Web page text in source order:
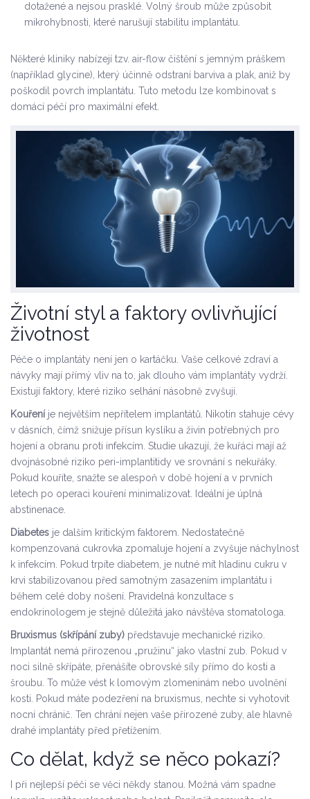
dotažené a nejsou prasklé. Volný šroub může způsobit
mikrohybnosti, které narušují stabilitu implantátu.
Některé kliniky nabízejí tzv. air-flow čištění s jemným práškem
(například glycine), který účinně odstraní barviva a plak, aniž by
poškodil povrch implantátu. Tuto metodu lze kombinovat s
domácí péčí pro maximální efekt.
Životní styl a faktory ovlivňující
životnost
Péče o implantáty není jen o kartáčku. Vaše celkové zdraví a
návyky mají přímý vliv na to, jak dlouho vám implantáty vydrží.
Existují faktory, které riziko selhání násobně zvyšují.
Kouření je největším nepřítelem implantátů. Nikotin stahuje cévy
v dásních, čímž snižuje přísun kyslíku a živin potřebných pro
hojení a obranu proti infekcím. Studie ukazují, že kuřáci mají až
dvojnásobné riziko peri-implantitidy ve srovnání s nekuřáky.
Pokud kouříte, snažte se alespoň v době hojení a v prvních
letech po operaci kouření minimalizovat. Ideální je úplná
abstinenace.
Diabetes je dalším kritickým faktorem. Nedostatečně
kompenzovaná cukrovka zpomaluje hojení a zvyšuje náchylnost
k infekcím. Pokud trpíte diabetem, je nutné mít hladinu cukru v
krvi stabilizovanou před samotným zasazením implantátu i
během celé doby nošení. Pravidelná konzultace s
endokrinologem je stejně důležitá jako návštěva stomatologa.
Bruxismus (skřípání zuby) představuje mechanické riziko.
Implantát nemá přirozenou „pružinu“ jako vlastní zub. Pokud v
noci silně skřípáte, přenášíte obrovské síly přímo do kosti a
šroubu. To může vést k lomovým zlomeninám nebo uvolnění
kosti. Pokud máte podezření na bruxismus, nechte si vyhotovit
nocní chránič. Ten chrání nejen vaše přirozené zuby, ale hlavně
drahé implantáty před přetížením.
Co dělat, když se něco pokazí?
I při nejlepší péči se věci někdy stanou. Možná vám spadne